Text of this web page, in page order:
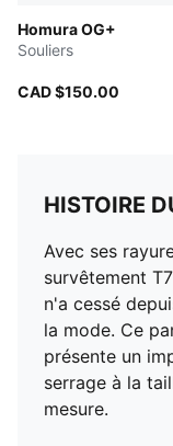
Homura OG+
Souliers
CAD $150.00
HISTOIRE
Avec ses
survêtement
n'a cessé
la mode. Ce
présente un
serrage à la
mesure.